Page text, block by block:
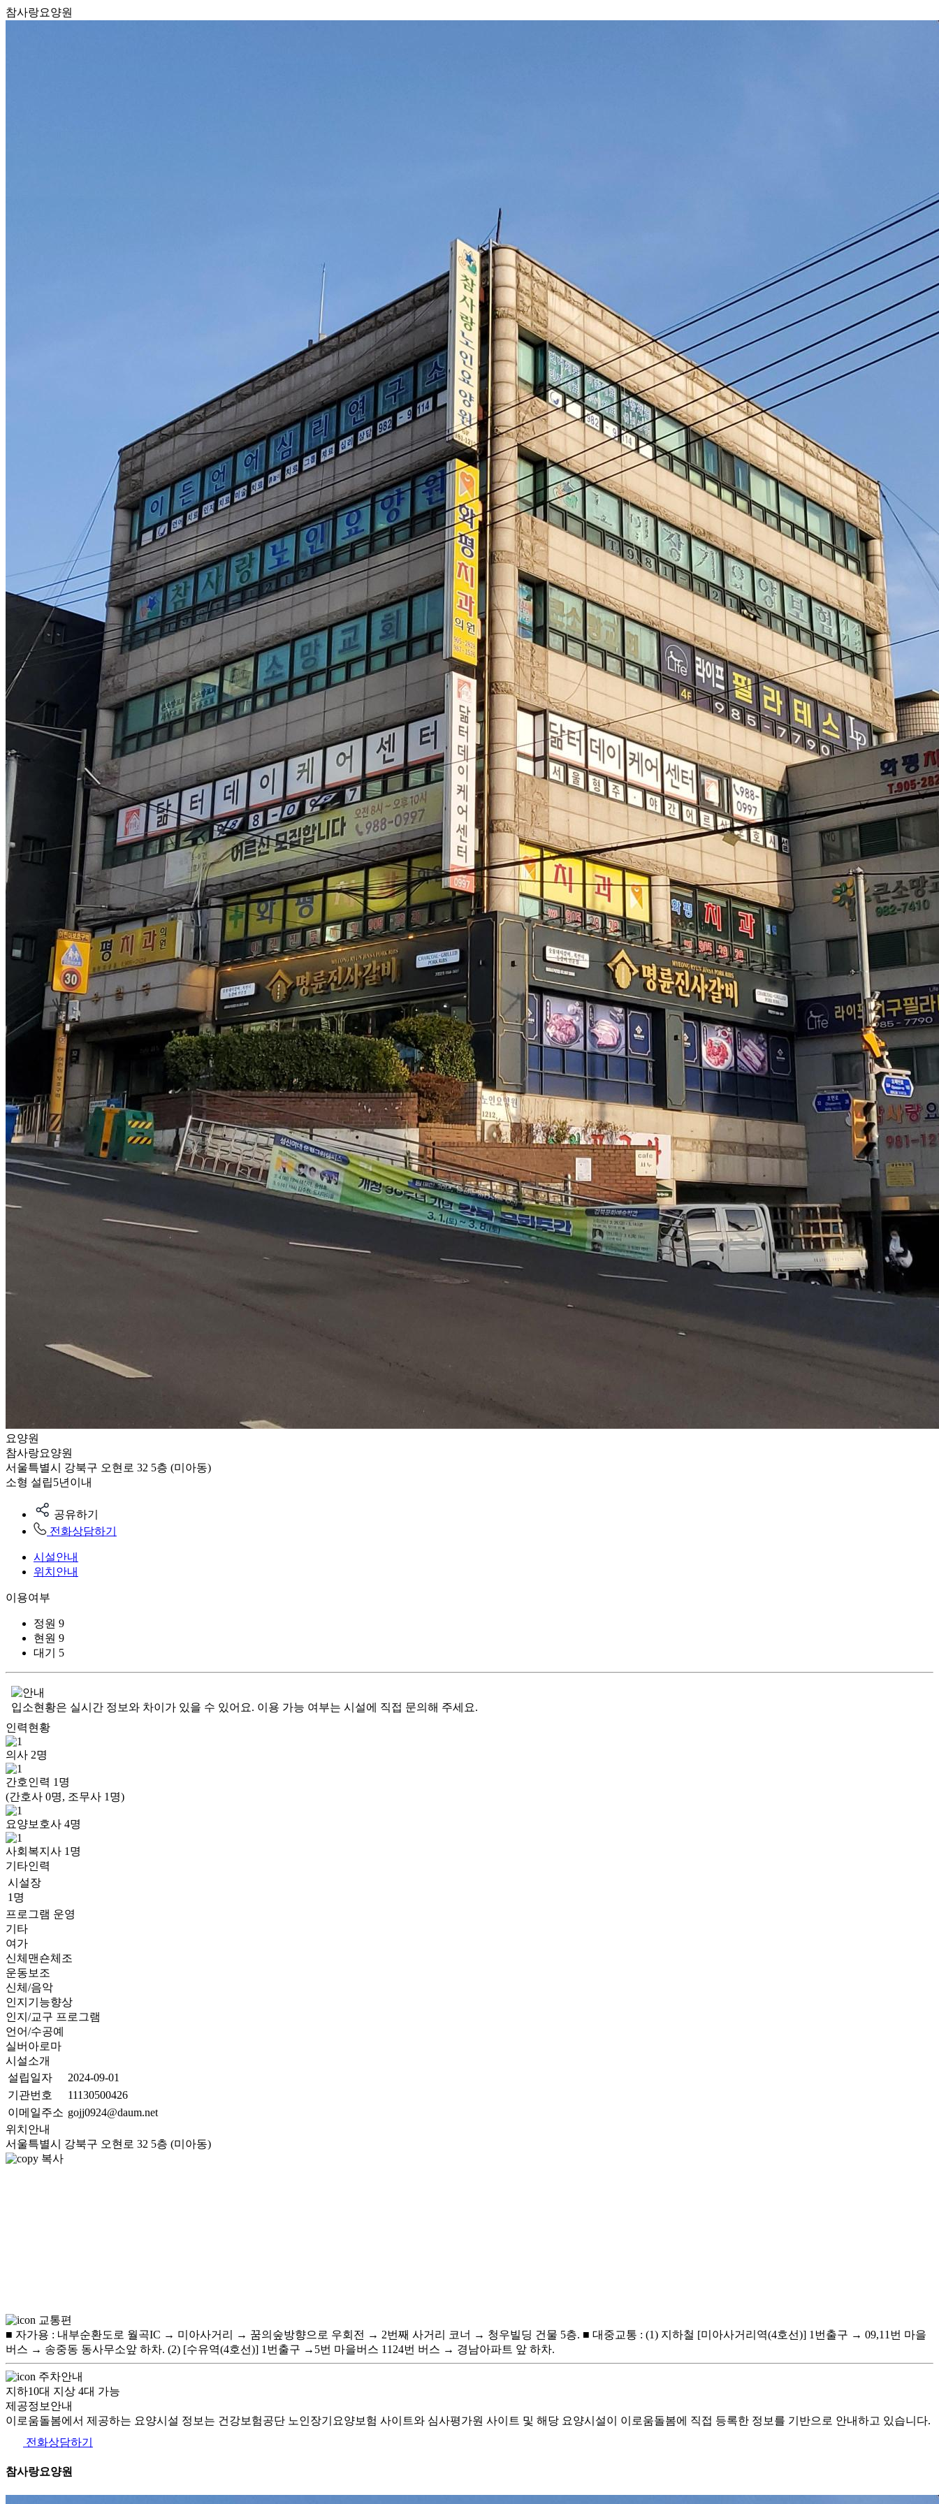
참사랑요양원
요양원
참사랑요양원
서울특별시 강북구 오현로 32 5층 (미아동)
소형 설립5년이내
공유하기
전화상담하기
시설안내
위치안내
이용여부
정원 9
현원 9
대기
5
입소현황은 실시간 정보와 차이가 있을 수 있어요. 이용 가능 여부는 시설에 직접 문의해 주세요.
인력현황
의사 2명
간호인력 1 명
(간호사 0명, 조무사 1명)
요양보호사 4명
사회복지사 1 명
기타인력
시설장
1명
프로그램 운영
기타
여가
신체맨숀체조
운동보조
신체/음악
인지기능향상
인지/교구 프로그램
언어/수공예
실버아로마
시설소개
설립일자
2024-09-01
기관번호
11130500426
이메일주소 gojj0924@daum.net
위치안내
서울특별시 강북구 오현로 32 5층 (미아동)
복사
교통편
■ 자가용 : 내부순환도로 월곡IC → 미아사거리 → 꿈의숲방향으로 우회전 → 2번째 사거리 코너 → 청우빌딩 건물 5층. ■ 대중교통 : (1) 지하철 [미아사거리역(4호선)] 1번출구 → 09,11번 마을
버스 → 송중동 동사무소앞 하차. (2) [수유역(4호선)] 1번출구 →5번 마을버스 1124번 버스 → 경남아파트 앞 하차.
주차안내
지하10대 지상 4대 가능
제공정보안내
이로움돌봄에서 제공하는 요양시설 정보는 건강보험공단 노인장기요양보험 사이트와 심사평가원 사이트 및 해당 요양시설이 이로움돌봄에 직접 등록한 정보를 기반으로 안내하고 있습니다.
전화상담하기
참사랑요양원